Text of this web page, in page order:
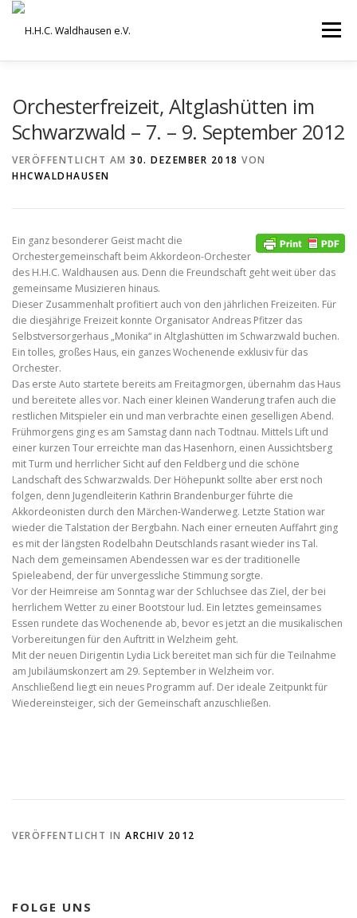
Zum
springen
Menü
Orchesterfreizeit, Altglashütten im
Schwarzwald – 7. – 9. September 2012
VERÖFFENTLICHT AM 30. DEZEMBER 2018 VON
HHCWALDHAUSEN
Ein ganz besonderer Geist macht die
Orchestergemeinschaft beim Akkordeon-Orchester
des H.H.C. Waldhausen aus. Denn die Freundschaft geht weit über das
gemeinsame Musizieren hinaus.
Dieser Zusammenhalt profitiert auch von den jährlichen Freizeiten. Für
die diesjährige Freizeit konnte Organisator Andreas Pfitzer das
Selbstversorgerhaus „Monika“ in Altglashütten im Schwarzwald buchen.
Ein tolles, großes Haus, ein ganzes Wochenende exklusiv für das
Orchester.
Das erste Auto startete bereits am Freitagmorgen, übernahm das Haus
und bereitete alles vor. Nach einer kleinen Wanderung trafen auch die
restlichen Mitspieler ein und man verbrachte einen geselligen Abend.
Frühmorgens ging es am Samstag dann nach Todtnau. Mittels Lift und
einer kurzen Tour erreichte man das Hasenhorn, einen Aussichtsberg
mit Turm und herrlicher Sicht auf den Feldberg und die schöne
Landschaft des Schwarzwalds. Der Höhepunkt sollte aber erst noch
folgen, denn Jugendleiterin Kathrin Brandenburger führte die
Akkordeonisten durch den Märchen-Wanderweg. Letzte Station war
wieder die Talstation der Bergbahn. Nach einer erneuten Auffahrt ging
es mit der längsten Rodelbahn Deutschlands rasant wieder ins Tal.
Nach dem gemeinsamen Abendessen war es der traditionelle
Spieleabend, der für unvergessliche Stimmung sorgte.
Vor der Heimreise am Sonntag war der Schluchsee das Ziel, der bei
herrlichem Wetter zu einer Bootstour lud. Ein letztes gemeinsames
Essen rundete das Wochenende ab, bevor es jetzt an die musikalischen
Vorbereitungen für den Auftritt in Welzheim geht.
Mit der neuen Dirigentin Lydia Lick bereitet man sich für die Teilnahme
am Jubiläumskonzert am 29. September in Welzheim vor.
Anschließend liegt ein neues Programm auf. Der ideale Zeitpunkt für
Wiedereinsteiger, sich der Gemeinschaft anzuschließen.
VERÖFFENTLICHT IN ARCHIV 2012
FOLGE UNS